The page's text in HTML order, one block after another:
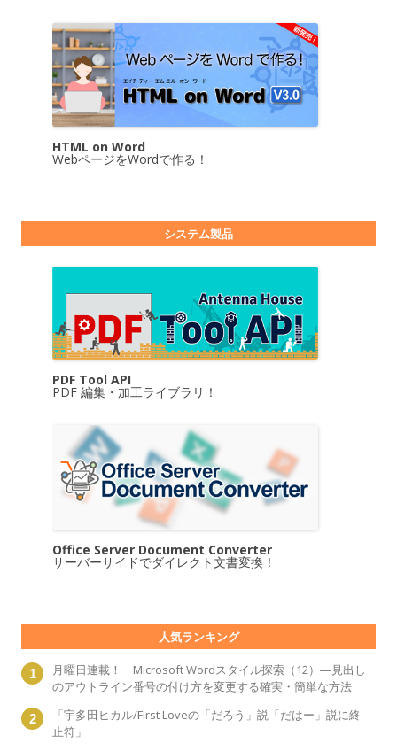
HTML on Word
WebページをWordで作る！
システム製品
PDF Tool API
PDF 編集・加工ライブラリ！
Office Server Document Converter
サーバーサイドでダイレクト文書変換！
人気ランキング
月曜日連載！ Microsoft Wordスタイル探索（12）―見出し
のアウトライン番号の付け方を変更する確実・簡単な方法
「宇多田ヒカル/First Loveの「だろう」説「だはー」説に終
止符」